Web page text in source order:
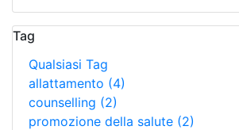
Tag
Qualsiasi Tag
allattamento (4)
counselling (2)
promozione della salute (2)